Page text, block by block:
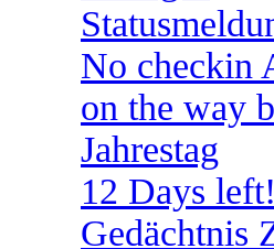
No checkin
on the way
Jahrestag
12 Days
Gedächtnis